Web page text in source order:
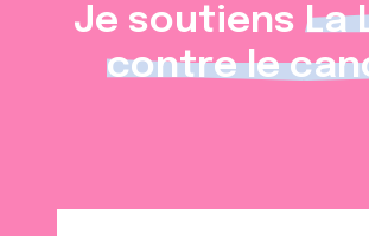
Je soutiens La
contre le